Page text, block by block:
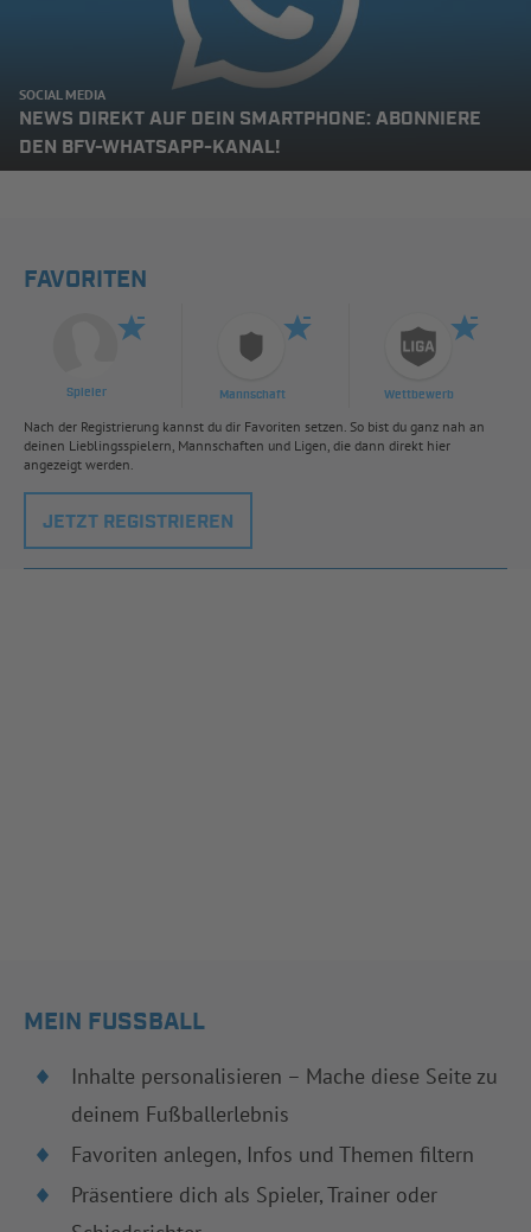
SOCIAL MEDIA
NEWS DIREKT AUF DEIN SMARTPHONE: ABONNIERE
DEN BFV-WHATSAPP-KANAL!
FAVORITEN
Spieler Mannschaft Wettbewerb
Nach der Registrierung kannst du dir Favoriten setzen. So bist du ganz nah an
deinen Lieblingsspielern, Mannschaften und Ligen, die dann direkt hier
angezeigt werden.
JETZT REGISTRIEREN
MEIN FUSSBALL
Inhalte personalisieren – Mache diese Seite zu
deinem Fußballerlebnis
Favoriten anlegen, Infos und Themen filtern
Präsentiere dich als Spieler, Trainer oder